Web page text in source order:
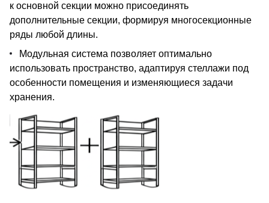
к основной секции можно присоединять
дополнительные секции, формируя многосекционные
ряды любой длины.
Модульная система позволяет оптимально
использовать пространство, адаптируя стеллажи под
особенности помещения и изменяющиеся задачи
хранения.